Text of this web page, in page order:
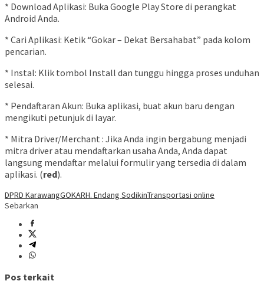
* Download Aplikasi: Buka Google Play Store di perangkat
Android Anda.
* Cari Aplikasi: Ketik “Gokar – Dekat Bersahabat” pada kolom
pencarian.
* Instal: Klik tombol Install dan tunggu hingga proses unduhan
selesai.
* Pendaftaran Akun: Buka aplikasi, buat akun baru dengan
mengikuti petunjuk di layar.
* Mitra Driver/Merchant : Jika Anda ingin bergabung menjadi
mitra driver atau mendaftarkan usaha Anda, Anda dapat
langsung mendaftar melalui formulir yang tersedia di dalam
aplikasi. (red).
DPRD KarawangGOKARH. Endang SodikinTransportasi online
Sebarkan
Pos terkait